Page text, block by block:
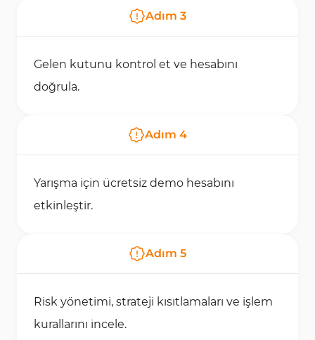
Adım 3
Gelen kutunu kontrol et ve hesabını
doğrula.
Adım 4
Yarışma için ücretsiz demo hesabını
etkinleştir.
Adım 5
Risk yönetimi, strateji kısıtlamaları ve işlem
kurallarını incele.